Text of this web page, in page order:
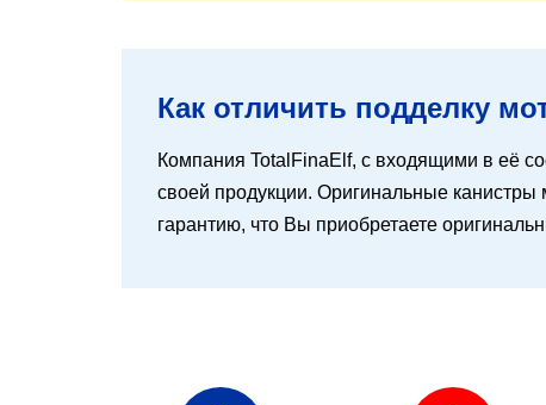
Как отличить подделку
Компания TotalFinaElf, с входящими в её
своей продукции. Оригинальные
гарантию, что Вы приобретаете